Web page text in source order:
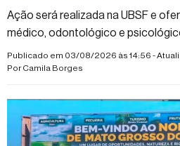
Ação será realizada na UBSF e
médico, odontológico e
trabalhadores do município
Publicado em 03/08/2026 às 14:56 -
PorCamila Borges